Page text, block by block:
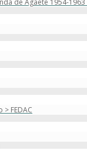
de Agaete 1954-1963
FEDAC